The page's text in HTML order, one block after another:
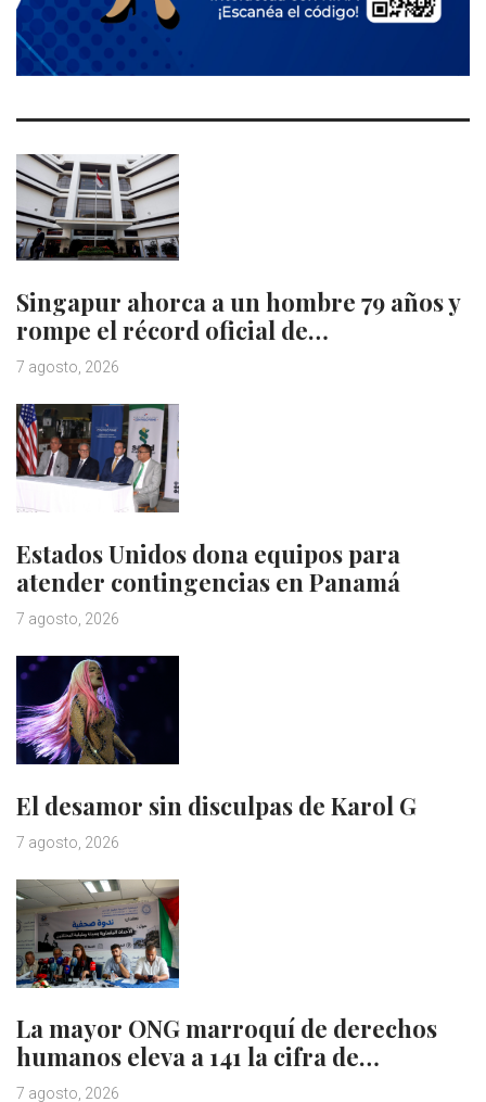
Singapur ahorca a un hombre 79 años y
rompe el récord oficial de…
7 agosto, 2026
Estados Unidos dona equipos para
atender contingencias en Panamá
7 agosto, 2026
El desamor sin disculpas de Karol G
7 agosto, 2026
La mayor ONG marroquí de derechos
humanos eleva a 141 la cifra de…
7 agosto, 2026